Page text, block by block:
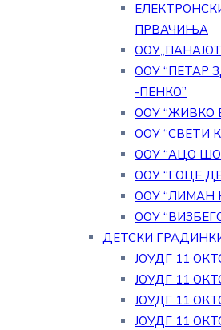
ПРВАЧИЊА
ООУ “ПЕТАР
-ПЕНКО”
ООУ “ЖИВКО
ООУ “СВЕТИ
ООУ “АЦО
ООУ “ГОЦЕ
ООУ “ЛИМАН
ООУ
ДЕТСКИ
ЈОУДГ 11
ЈОУДГ 11
ЈОУДГ 11
ЈОУДГ 11